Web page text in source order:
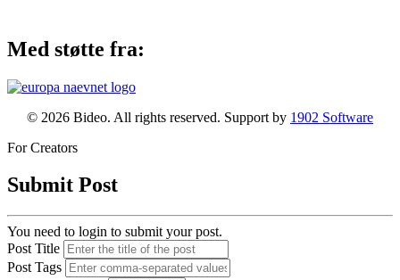
Med støtte fra:
© 2026 Bideo. All rights reserved. Support by 1902 Software
For Creators
Submit Post
You need to login to submit your post.
Post Title
Post Tags